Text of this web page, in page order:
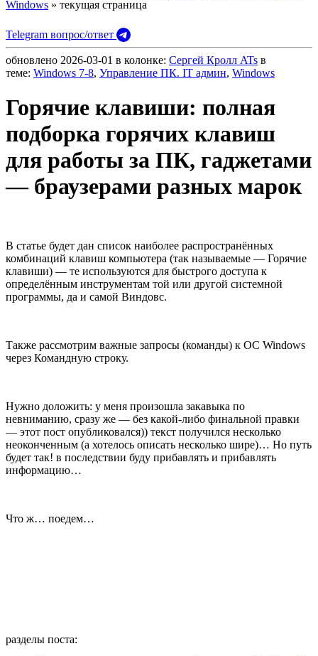
Windows » текущая страница
Telegram вопрос/ответ
обновлено 2026-03-01 в колонке: Сергей Кролл ATs в
теме: Windows 7-8, Управление ПК. IT админ, Windows
Горячие клавиши: полная
подборка горячих клавиш
для работы за ПК, гаджетами
— браузерами разных марок
В статье будет дан список наиболее распространённых
комбинаций клавиш компьютера (так называемые — Горячие
клавиши) — те используются для быстрого доступа к
определённым инструментам той или другой системной
программы, да и самой Виндовс.
Также рассмотрим важные запросы (команды) к ОС Windows
через Командную строку.
Нужно доложить: у меня произошла закавыка по
невниманию, сразу же — без какой-либо финальной правки
— этот пост опубликовался)) текст получился несколько
неоконченным (а хотелось описать несколько шире)… Но путь
будет так! в последствии буду прибавлять и прибавлять
информацию…
Что ж… поедем…
разделы поста: